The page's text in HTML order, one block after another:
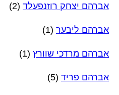
אברהם יצחק רוזנפעלד (2)
אברהם ליבער (1)
אברהם מרדכי שוורץ (1)
אברהם פריד (5)